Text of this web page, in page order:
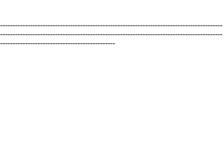
-----------------------------------------------------------------------------------------
-----------------------------------------------------------------------------------------
----------------------------------------------